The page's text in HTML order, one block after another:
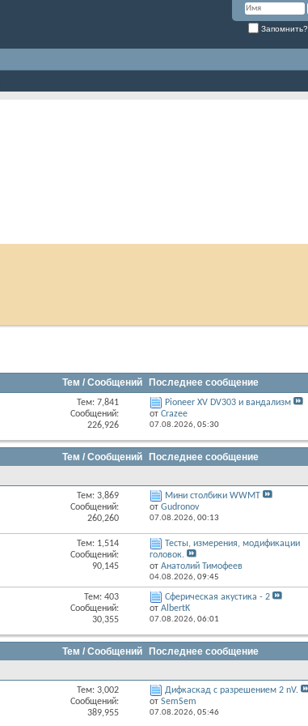
Запомнить?
Тем / Сообщений Последнее сообщение
раздела
Тем: 7,841
Сообщений:
226,926
Pioneer XV DV303 и вандализм
отCrazee
07.08.2026,05:30
Тем / Сообщений
Последнее сообщение
раздела
Тем: 3,869
Сообщений:
260,260
Мини столбики WWMT
отGudronov
07.08.2026,00:13
Тем: 1,514
Сообщений:
90,145
Тесты, измерения, модификации
головок.
отАнатолий Тимофеев
04.08.2026,09:45
раздела
Тем: 403
Сообщений:
30,355
Сферическая акустика - 2
отAlbertK
07.08.2026,06:01
Тем / Сообщений
Последнее сообщение
Тем: 3,002
Сообщений:
389,955
Дифкаскад с разрешением 2 nV.
отSemSem
07.08.2026,05:46